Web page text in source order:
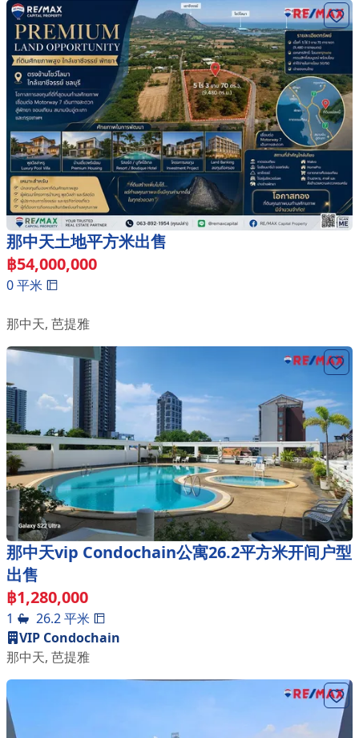
那中天土地平方米出售
฿54,000,000
0平米
那中天, 芭提雅
那中天vip Condochain公寓26.2平方米开间户型
出售
฿1,280,000
1 26.2平米
VIP Condochain
那中天, 芭提雅